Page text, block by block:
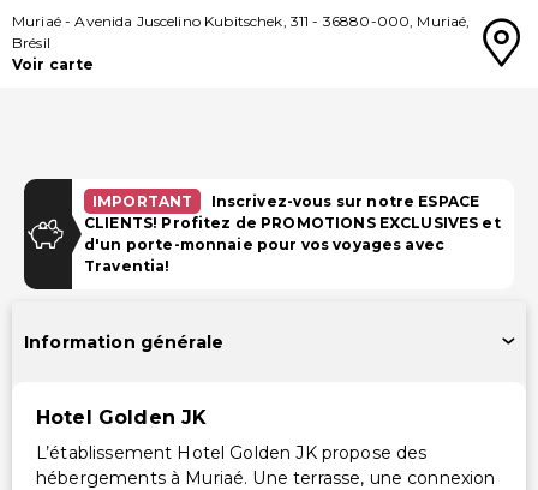
Muriaé-Avenida Juscelino Kubitschek, 311 - 36880-000, Muriaé,
Brésil
Voir carte
IMPORTANT
Inscrivez-vous sur notre ESPACE
CLIENTS! Profitez de PROMOTIONS EXCLUSIVES et
d'un porte-monnaie pour vos voyages avec
Traventia!
Information générale
Hotel Golden JK
L’établissement Hotel Golden JK propose des
hébergements à Muriaé. Une terrasse, une connexion